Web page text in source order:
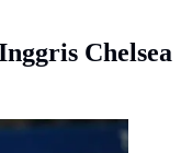
Chelsea